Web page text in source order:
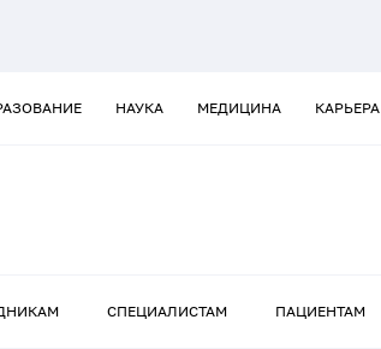
НАУКА МЕДИЦИНА КАРЬЕРА
СПЕЦИАЛИСТАМ ПАЦИЕНТАМ